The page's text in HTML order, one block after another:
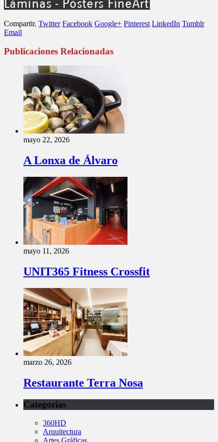
Compartir. Twitter Facebook Google+ Pinterest LinkedIn Tumblr
Email
Publicaciones Relacionadas
mayo 22, 2026
A Lonxa de Álvaro
mayo 11, 2026
UNIT365 Fitness Crossfit
marzo 26, 2026
Restaurante Terra Nosa
Categorías
360HD
Arquitectura